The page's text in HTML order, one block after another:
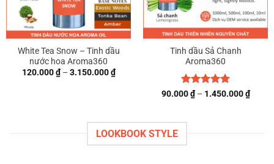
White Tea Snow – Tinh dầu
nước hoa Aroma360
120.000₫ – 3.150.000₫Khoảng
giá:
Tinh dầu Sả Chanh
Aroma360
Được xếp
90.000₫ – 1.450.000₫
giá:
LOOKBOOK STYLE